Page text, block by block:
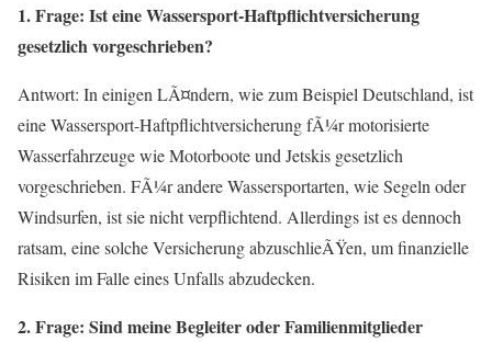
1. Frage: Ist eine Wassersport-Haftpflichtversicherung
gesetzlich vorgeschrieben?
Antwort: In einigen LÃ¤ndern, wie zum Beispiel Deutschland, ist
eine Wassersport-Haftpflichtversicherung fÃ¼r motorisierte
Wasserfahrzeuge wie Motorboote und Jetskis gesetzlich
vorgeschrieben. FÃ¼r andere Wassersportarten, wie Segeln oder
Windsurfen, ist sie nicht verpflichtend. Allerdings ist es dennoch
ratsam, eine solche Versicherung abzuschlieÃŸen, um finanzielle
Risiken im Falle eines Unfalls abzudecken.
2. Frage: Sind meine Begleiter oder Familienmitglieder